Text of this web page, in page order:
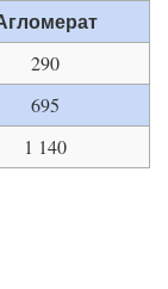
290
695
1 140